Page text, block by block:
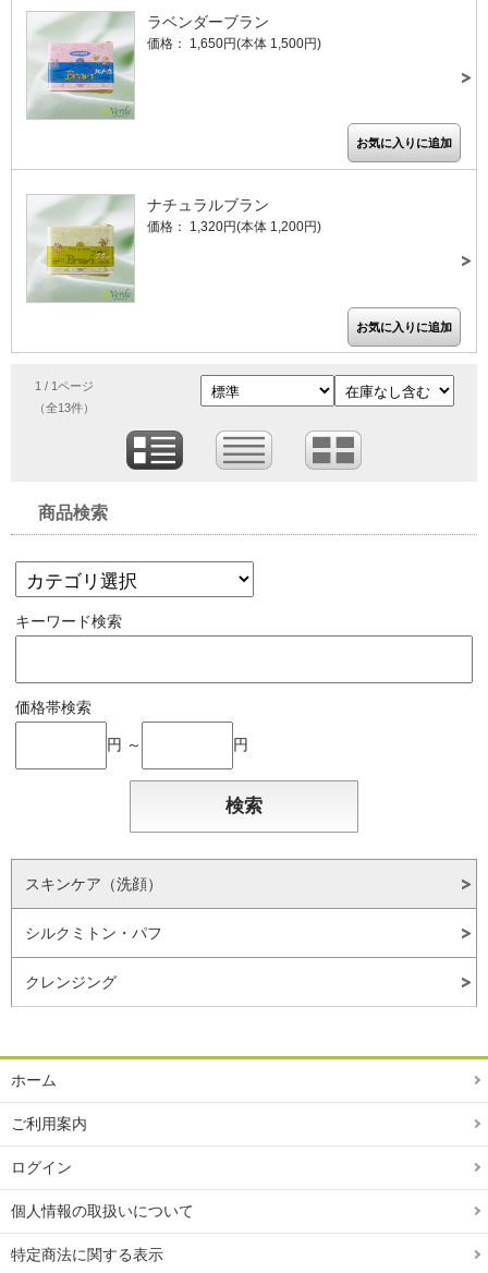
ラベンダーブラン
価格： 1,650円(本体 1,500円)
ナチュラルブラン
価格： 1,320円(本体 1,200円)
1 / 1ページ
（全13件）
商品検索
キーワード検索
価格帯検索
円 ～ 円
スキンケア（洗顔）
シルクミトン・パフ
クレンジング
ホーム
ご利用案内
ログイン
個人情報の取扱いについて
特定商法に関する表示